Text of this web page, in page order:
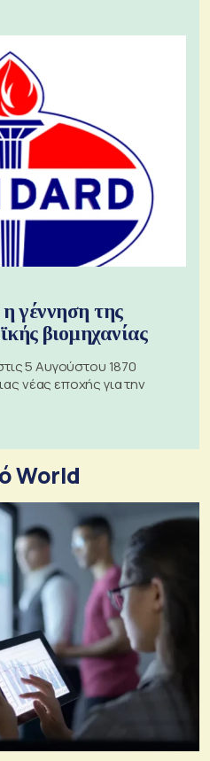
γέννηση της
βιομηχανίας
5 Αυγούστου 1870
νέας εποχής για την
World